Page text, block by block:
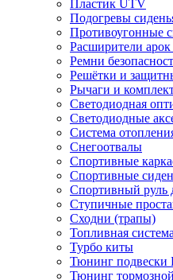
Пластик UTV
Подогревы
Противоугонные
Расширители
Ремни
Решётки и
Рычаги и
Светодиодная
Светодиодные
Система
Снегоотвалы
Спортивные
Спортивные
Спортивный руль
Ступичные
Сходни (трапы)
Топливная
Турбо киты
Тюнинг подвески
Тюнинг